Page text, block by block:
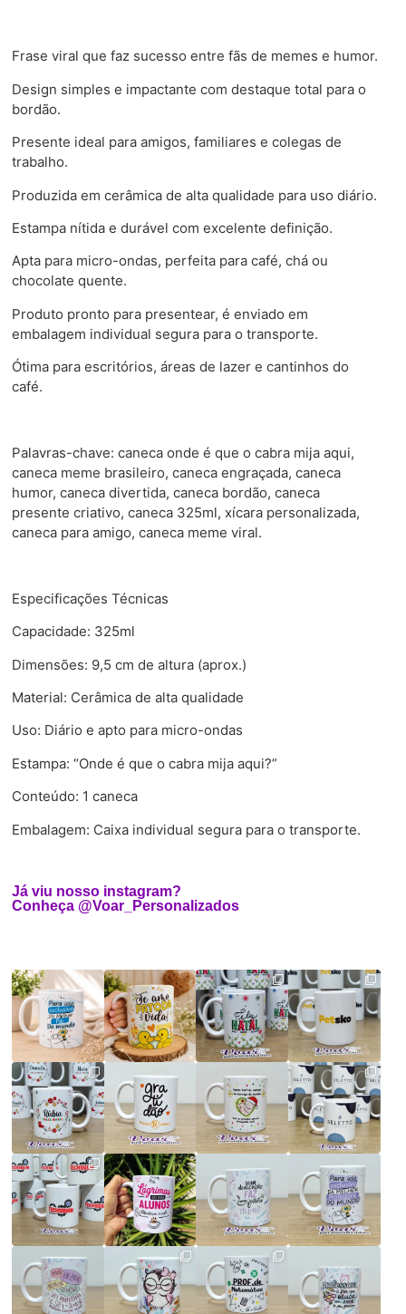
Frase viral que faz sucesso entre fãs de memes e humor.
Design simples e impactante com destaque total para o
bordão.
Presente ideal para amigos, familiares e colegas de
trabalho.
Produzida em cerâmica de alta qualidade para uso diário.
Estampa nítida e durável com excelente definição.
Apta para micro-ondas, perfeita para café, chá ou
chocolate quente.
Produto pronto para presentear, é enviado em
embalagem individual segura para o transporte.
Ótima para escritórios, áreas de lazer e cantinhos do
café.
Palavras-chave: caneca onde é que o cabra mija aqui,
caneca meme brasileiro, caneca engraçada, caneca
humor, caneca divertida, caneca bordão, caneca
presente criativo, caneca 325ml, xícara personalizada,
caneca para amigo, caneca meme viral.
Especificações Técnicas
Capacidade: 325ml
Dimensões: 9,5 cm de altura (aprox.)
Material: Cerâmica de alta qualidade
Uso: Diário e apto para micro-ondas
Estampa: “Onde é que o cabra mija aqui?”
Conteúdo: 1 caneca
Embalagem: Caixa individual segura para o transporte.
Já viu nosso instagram?
Conheça @Voar_Personalizados